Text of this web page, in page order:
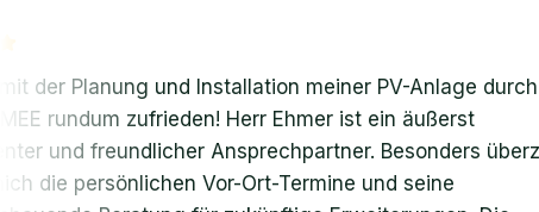
Planung und Installation meiner PV-Anlage durch die
zufrieden! Herr Ehmer ist ein äußerst
freundlicher Ansprechpartner. Besonders überzeugt
persönlichen Vor-Ort-Termine und seine